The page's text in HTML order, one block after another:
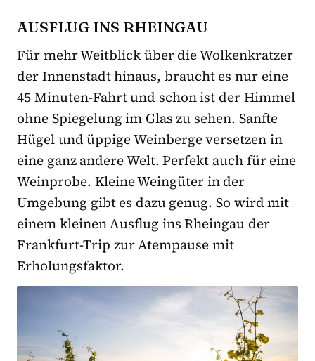
AUSFLUG INS RHEINGAU
Für mehr Weitblick über die Wolkenkratzer
der Innenstadt hinaus, braucht es nur eine
45 Minuten-Fahrt und schon ist der Himmel
ohne Spiegelung im Glas zu sehen. Sanfte
Hügel und üppige Weinberge versetzen in
eine ganz andere Welt. Perfekt auch für eine
Weinprobe. Kleine Weingüter in der
Umgebung gibt es dazu genug. So wird mit
einem kleinen Ausflug ins Rheingau der
Frankfurt-Trip zur Atempause mit
Erholungsfaktor.